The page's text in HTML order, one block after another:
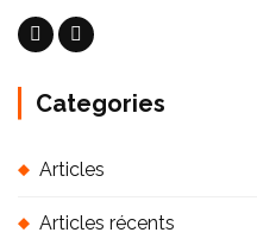
Categories
Articles
Articles récents